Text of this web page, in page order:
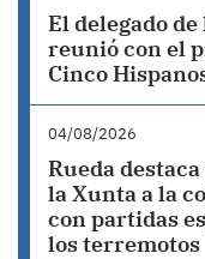
El delegado
reunió con el
Cinco
04/08/2026
Rueda
la Xunta a la
con partidas
los terremotos